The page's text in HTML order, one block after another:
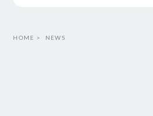
HOME NEWS